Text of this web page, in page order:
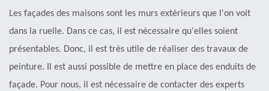
Les façades des maisons sont les murs extérieurs que l'on voit
dans la ruelle. Dans ce cas, il est nécessaire qu'elles soient
présentables. Donc, il est très utile de réaliser des travaux de
peinture. Il est aussi possible de mettre en place des enduits de
façade. Pour nous, il est nécessaire de contacter des experts